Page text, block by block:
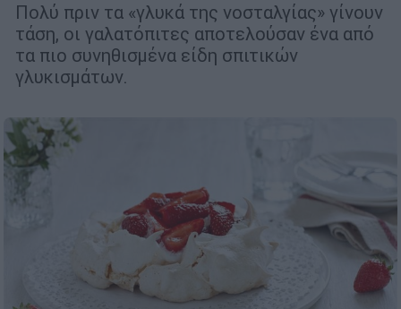
Πολύ πριν τα «γλυκά της νοσταλγίας» γίνουν
τάση, οι γαλατόπιτες αποτελούσαν ένα από
τα πιο συνηθισμένα είδη σπιτικών
γλυκισμάτων.